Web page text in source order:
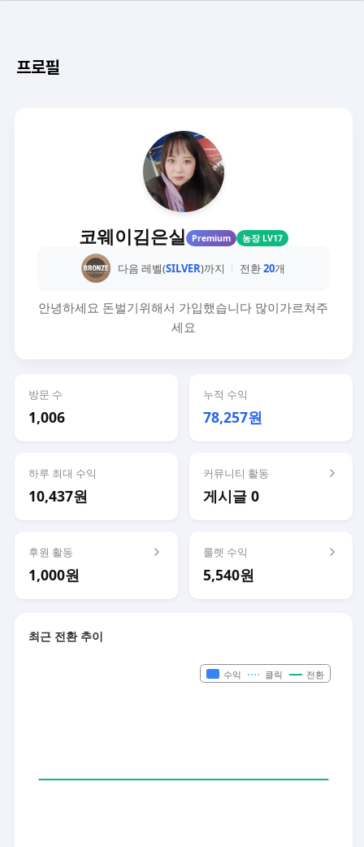
프로필
코웨이김은실 Premium 농장 LV17
다음 레벨(SILVER)까지 전환20개
안녕하세요 돈벌기위해서 가입했습니다 많이가르쳐주
세요
방문 수
1,006
누적 수익
78,257원
하루 최대 수익
10,437원
커뮤니티 활동
게시글 0
후원 활동
1,000원
룰렛 수익
5,540원
최근 전환 추이